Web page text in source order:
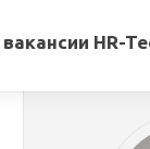
HR-